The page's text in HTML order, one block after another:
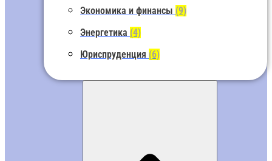
Экономика и финансы (9)
Энергетика (4)
Юриспруденция (6)